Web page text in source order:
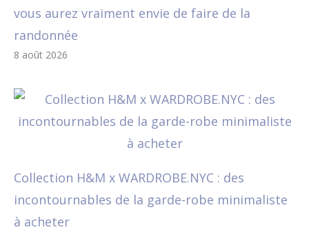
vous aurez vraiment envie de faire de la
randonnée
8 août 2026
Collection H&M x WARDROBE.NYC : des
incontournables de la garde-robe minimaliste
à acheter